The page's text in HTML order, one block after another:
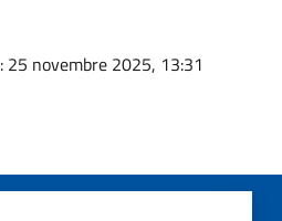
: 25 novembre 2025, 13:31